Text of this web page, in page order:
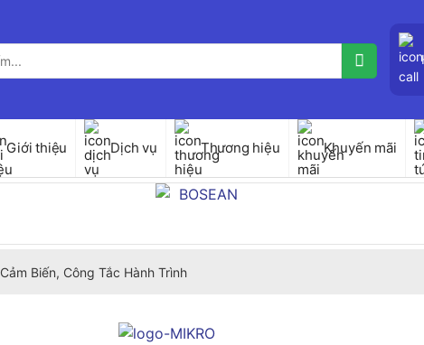
Giới thiệu Dịch vụ Thương hiệu Khuyến mãi
Cảm Biến, Công Tắc Hành Trình